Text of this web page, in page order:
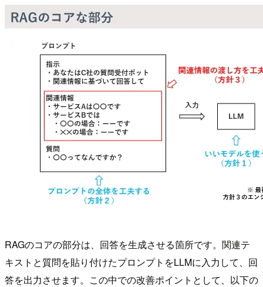
RAGのコアの部分は、回答を生成させる箇所です。関連テ
キストと質問を貼り付けたプロンプトをLLMに入力して、回
答を出力させます。この中での改善ポイントとして、以下の